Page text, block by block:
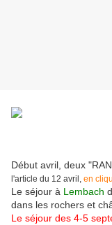
Début avril, deux
l'article du 12 avril, en
Le séjour à Lembach
dans les rochers et
Le séjour des 4-5